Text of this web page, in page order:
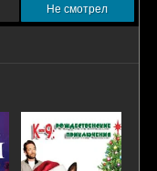
Не смотрел